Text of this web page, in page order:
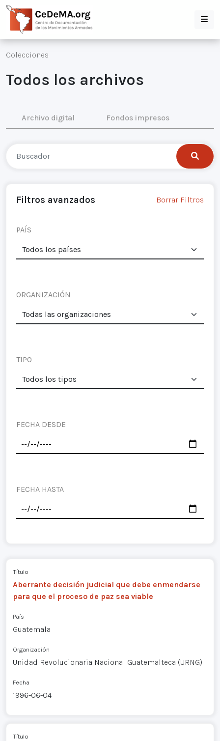
Colecciones
Todos los archivos
Archivo digital Fondos impresos
Filtros avanzados Borrar Filtros
PAÍS
ORGANIZACIÓN
TIPO
FECHA DESDE
FECHA HASTA
Título
Aberrante decisión judicial que debe enmendarse
para que el proceso de paz sea viable
País
Guatemala
Organización
Unidad Revolucionaria Nacional Guatemalteca (URNG)
Fecha
1996-06-04
Título